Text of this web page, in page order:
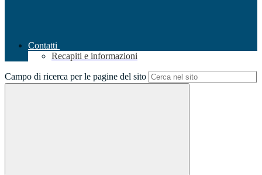
Contatti
Recapiti e informazioni
Campo di ricerca per le pagine del sito